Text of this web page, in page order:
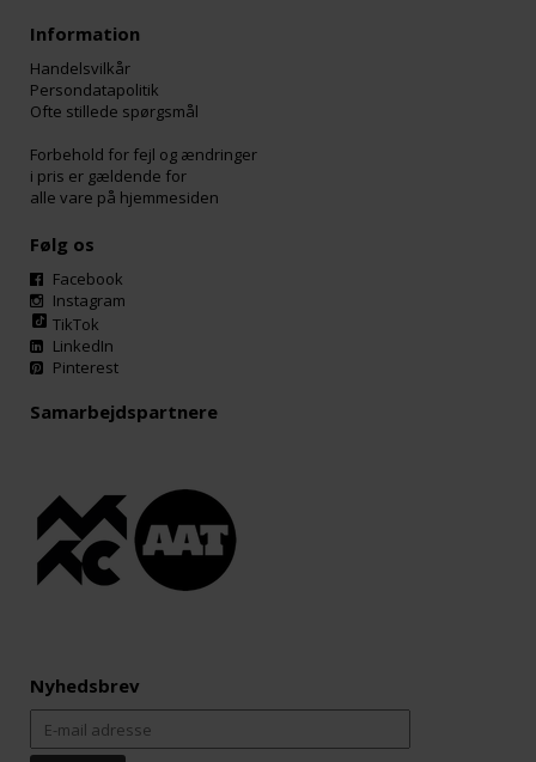
Information
Handelsvilkår
Persondatapolitik
Ofte stillede spørgsmål
Forbehold for fejl og ændringer
i pris er gældende for
alle vare på hjemmesiden
Følg os
Facebook
Instagram
TikTok
LinkedIn
Pinterest
Samarbejdspartnere
Nyhedsbrev